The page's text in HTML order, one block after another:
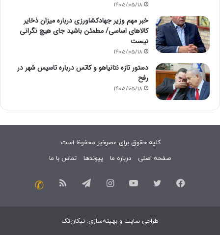
1405/05/18
خبر مهم وزیر جهادکشاورزی درباره میزان ذخایر
کالاهای اساسی/ مطمئن باشید جای هیچ نگرانی
نیست
1405/05/18
دستور تازه نتانیاهو و کاتس درباره تاسیس شهر در
رفح
1405/05/18
کلیه حقوق برای عصرخبر محفوظ است.
صفحه اصلی
درباره ما پیوندها تماس با ما
فیسبوک توییتر یوتیوب اینستاگرامتلگرام خوراک
طراحی سایت و بهینه‌سازی: نیکان‌تک